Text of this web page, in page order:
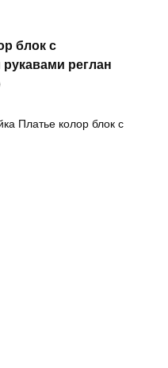
блок с
реглан
Платье колор блок с